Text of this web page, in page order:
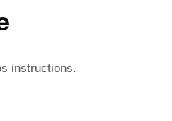
instructions.